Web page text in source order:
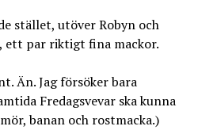
stället, utöver Robyn och
ett par riktigt fina mackor.
Än. Jag försöker bara
Fredagsvevar ska kunna
banan och rostmacka.)